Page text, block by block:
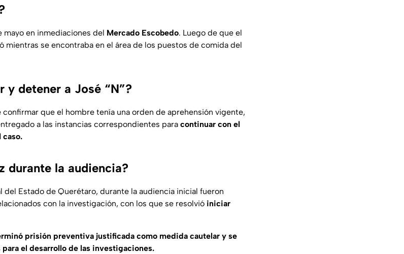
mayo en inmediaciones del Mercado Escobedo. Luego de que el
mientras se encontraba en el área de los puestos de comida del
y detener a José “N”?
que el hombre tenía una orden de aprehensión vigente,
a las instancias correspondientes para continuar con el
caso.
durante la audiencia?
del Estado de Querétaro, durante la audiencia inicial fueron
con la investigación, con los que se resolvió iniciar
prisión preventiva justificada como medida cautelar y se
el desarrollo de las investigaciones.